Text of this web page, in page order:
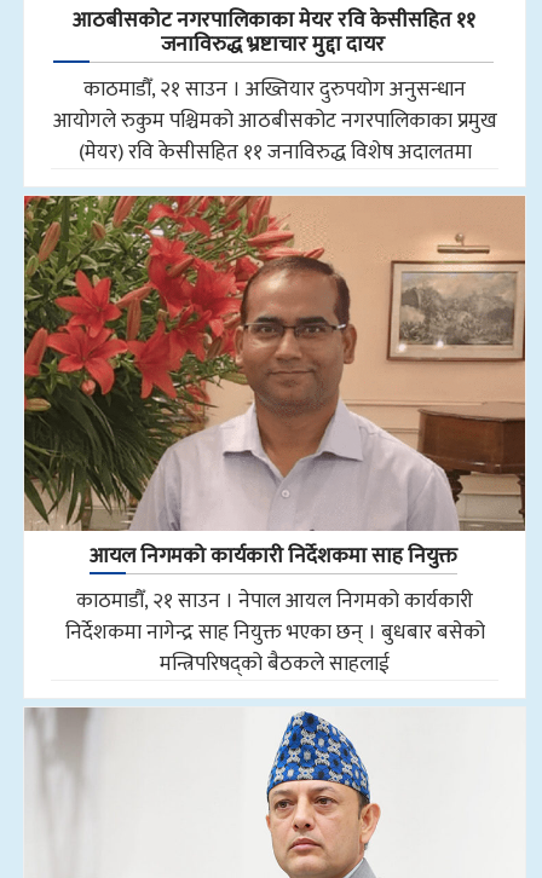
आठबीसकोट नगरपालिकाका मेयर रवि केसीसहित ११
जनाविरुद्ध भ्रष्टाचार मुद्दा दायर
काठमाडौँ, २१ साउन । अख्तियार दुरुपयोग अनुसन्धान
आयोगले रुकुम पश्चिमको आठबीसकोट नगरपालिकाका प्रमुख
(मेयर) रवि केसीसहित ११ जनाविरुद्ध विशेष अदालतमा
आयल निगमको कार्यकारी निर्देशकमा साह नियुक्त
काठमाडौँ, २१ साउन । नेपाल आयल निगमको कार्यकारी
निर्देशकमा नागेन्द्र साह नियुक्त भएका छन् । बुधबार बसेको
मन्त्रिपरिषद्को बैठकले साहलाई